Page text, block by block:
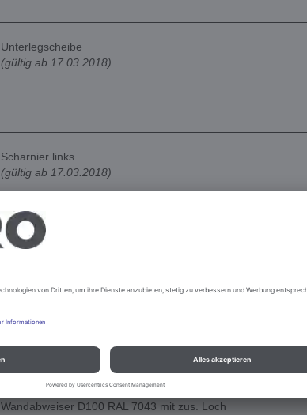
Unterlegscheibe
(gültig ab 17.03.2018)
Scharnier links
(gültig ab 17.03.2018)
Scharnier rechts
Wandabweiser D100 RAL 7043 mit zus. Loch